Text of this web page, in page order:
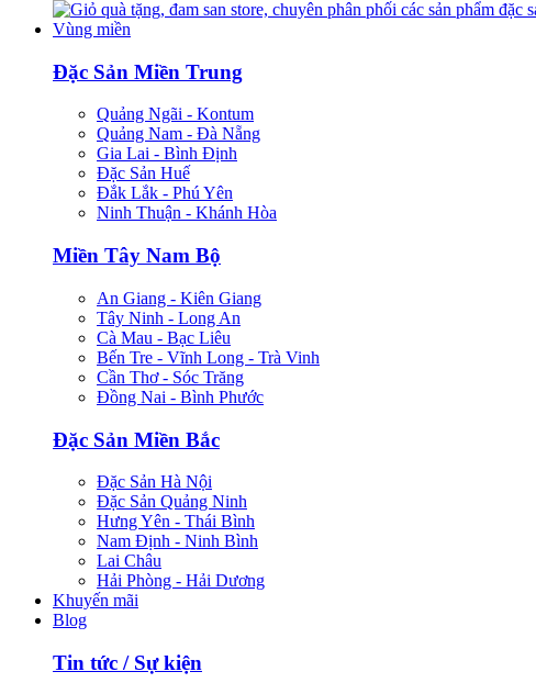
Vùng miền
Đặc Sản Miền Trung
Quảng Ngãi - Kontum
Quảng Nam - Đà Nẵng
Gia Lai - Bình Định
Đặc Sản Huế
Đắk Lắk - Phú Yên
Ninh Thuận - Khánh Hòa
Miền Tây Nam Bộ
An Giang - Kiên Giang
Tây Ninh - Long An
Cà Mau - Bạc Liêu
Bến Tre - Vĩnh Long - Trà Vinh
Cần Thơ - Sóc Trăng
Đồng Nai - Bình Phước
Đặc Sản Miền Bắc
Đặc Sản Hà Nội
Đặc Sản Quảng Ninh
Hưng Yên - Thái Bình
Nam Định - Ninh Bình
Lai Châu
Hải Phòng - Hải Dương
Khuyến mãi
Blog
Tin tức / Sự kiện